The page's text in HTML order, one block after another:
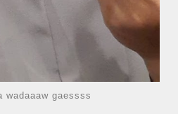
wadaaaw gaessss